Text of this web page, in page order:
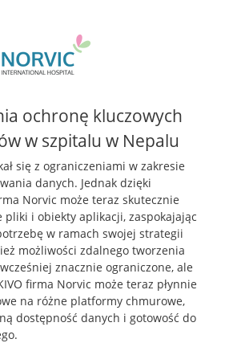
ochronę kluczowych
w szpitalu w Nepalu
się z ograniczeniami w zakresie
danych. Jednak dzięki
Norvic może teraz skutecznie
pliki i obiekty aplikacji, zaspokajając
w ramach swojej strategii
możliwości zdalnego tworzenia
znacznie ograniczone, ale
firma Norvic może teraz płynnie
na różne platformy chmurowe,
dostępność danych i gotowość do